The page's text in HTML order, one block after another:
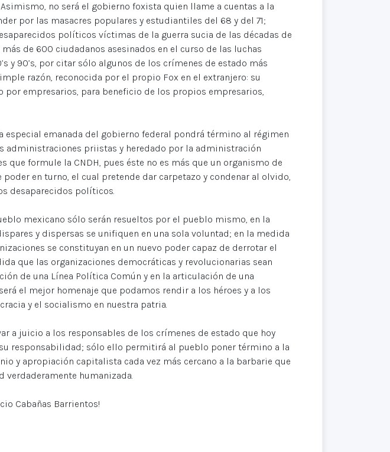
no será el gobierno foxista quien llame a cuentas a la
por las masacres populares y estudiantiles del 68 y del 71;
políticos víctimas de la guerra sucia de las décadas de
más de 600 ciudadanos asesinados en el curso de las luchas
y 90’s, por citar sólo algunos de los crímenes de estado más
razón, reconocida por el propio Fox en el extranjero: su
por empresarios, para beneficio de los propios empresarios,
especial emanada del gobierno federal pondrá término al régimen
administraciones priistas y heredado por la administración
que formule la CNDH, pues éste no es más que un organismo de
en turno, el cual pretende dar carpetazo y condenar al olvido,
desaparecidos políticos.
mexicano sólo serán resueltos por el pueblo mismo, en la
y dispersas se unifiquen en una sola voluntad; en la medida
se constituyan en un nuevo poder capaz de derrotar el
que las organizaciones democráticas y revolucionarias sean
de una Línea Política Común y en la articulación de una
el mejor homenaje que podamos rendir a los héroes y a los
y el socialismo en nuestra patria.
a juicio a los responsables de los crímenes de estado que hoy
responsabilidad; sólo ello permitirá al pueblo poner término a la
y apropiación capitalista cada vez más cercano a la barbarie que
verdaderamente humanizada.
Cabañas Barrientos!